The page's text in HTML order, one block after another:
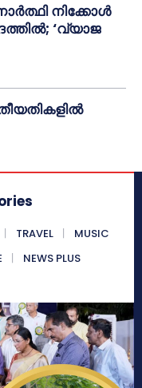
നിക്കോൾ
‘വ്യാജ
TRAVEL
MUSIC
NEWS PLUS